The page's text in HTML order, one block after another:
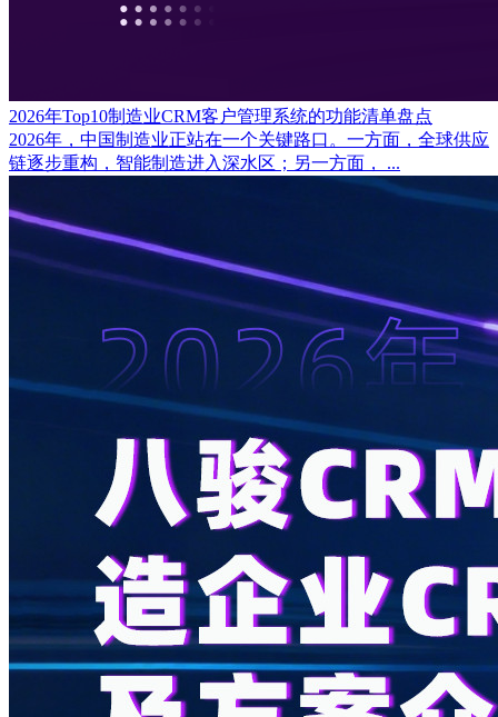
2026年Top10制造业CRM客户管理系统的功能清单盘点
2026年，中国制造业正站在一个关键路口。一方面，全球供应
链逐步重构，智能制造进入深水区；另一方面， ...